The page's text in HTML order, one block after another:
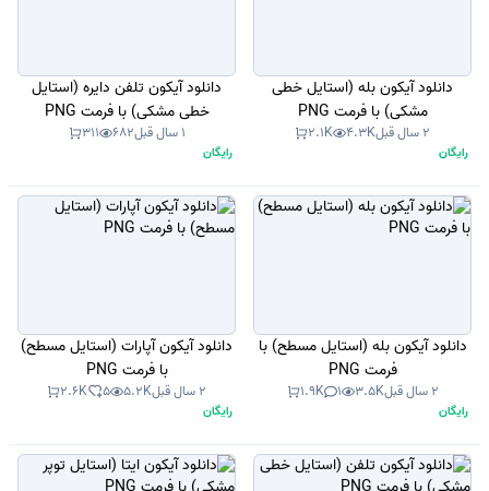
دانلود آیکون بله (استایل خطی
مشکی) با فرمت PNG
2 سال قبل 4.3K
2.1K
رایگان
دانلود آیکون تلفن دایره (استایل
خطی مشکی) با فرمت PNG
1 سال قبل 682
311
رایگان
دانلود آیکون بله (استایل مسطح) با
فرمت PNG
2 سال قبل 3.5K
1
1.9K
رایگان
دانلود آیکون آپارات (استایل مسطح)
با فرمت PNG
2 سال قبل 5.2K
5
2.6K
رایگان